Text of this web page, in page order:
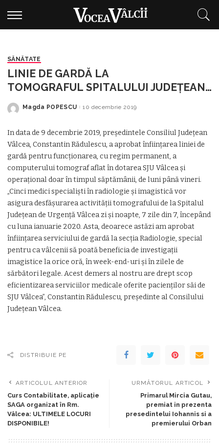
SĂNĂTATE
LINIE DE GARDĂ LA
TOMOGRAFUL SPITALULUI JUDEȚEAN
VÂLCEA
Posted
Magda POPESCU 10 decembrie 2019
In data de 9 decembrie 2019, președintele Consiliul Județean
Vâlcea, Constantin Rădulescu, a aprobat înființarea liniei de
gardă pentru funcționarea, cu regim permanent, a
computerului tomograf aflat în dotarea SJU Vâlcea și
operațional doar în timpul săptămânii, de luni până vineri.
„Cinci medici specialiști în radiologie și imagistică vor
asigura desfășurarea activității tomografului de la Spitalul
Județean de Urgență Vâlcea zi și noapte, 7 zile din 7, începând
cu luna ianuarie 2020. Asta, deoarece astăzi am aprobat
înființarea serviciului de gardă la secția Radiologie, special
pentru ca vâlcenii să poată beneficia de investigații
imagistice la orice oră, în week-end-uri și în zilele de
sărbători legale. Acest demers al nostru are drept scop
eficientizarea serviciilor medicale oferite pacienților săi de
SJU Vâlcea”, Constantin Rădulescu, președinte al Consilului
Județean Vâlcea.
DISTRIBUIE PE
ARTICOLUL ANTERIOR
Curs Contabilitate, aplicaţie
SAGA organizat în Rm.
Vâlcea: ULTIMELE LOCURI
DISPONIBILE!
URMĂTORUL ARTICOL
Primarul Mircia Gutau,
premiat in prezenta
presedintelui Iohannis si a
premierului Orban